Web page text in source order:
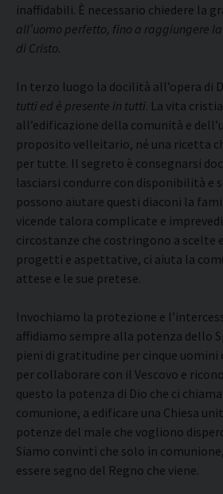
inaffidabili. È necessario chiedere la
all’uomo perfetto, fino a raggiungere
di Cristo.
In terzo luogo la docilità all’opera di
tutti ed è presente in tutti. La vita
all’edificazione della comunità e
proposito velleitario, né una ricetta
per tutte. Il segreto è consegnarsi
lasciarsi condurre con disponibilità e
possono aiutare questi diaconi la
vicende talora complicate e
circostanze che costringono a scelte
progetti e aspettative, ci aiuta la
attese e le sue pretese.
Invochiamo la protezione e
affidiamo sempre alla potenza dello
pieni di gratitudine per cinque uomini
per collaborare con il Vescovo e
questo la potenza di Dio che ci
comunione, a edificare una Chiesa
potenze del male che vogliono
Siamo convinti che solo in
essere segno del Regno che viene.